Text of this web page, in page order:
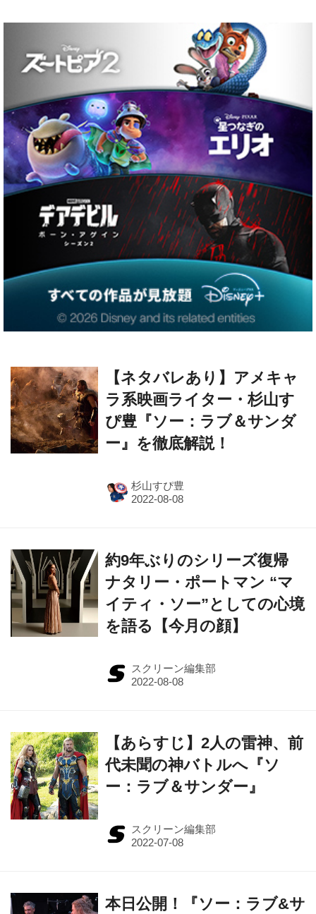
【ネタバレあり】アメキャ
ラ系映画ライター・杉山す
ぴ豊『ソー：ラブ＆サンダ
ー』を徹底解説！
杉山すぴ豊
約9年ぶりのシリーズ復帰
ナタリー・ポートマン “マ
イティ・ソー”としての心境
を語る【今月の顔】
スクリーン編集部
【あらすじ】2人の雷神、前
代未聞の神バトルへ『ソ
ー：ラブ＆サンダー』
スクリーン編集部
本日公開！『ソー：ラブ&サ